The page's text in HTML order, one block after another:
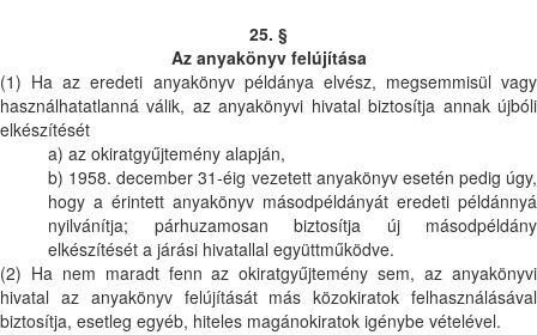
25. §
Az anyakönyv felújítása
(1) Ha az eredeti anyakönyv példánya elvész, megsemmisül vagy
használhatatlanná válik, az anyakönyvi hivatal biztosítja annak újbóli
elkészítését
a) az okiratgyűjtemény alapján,
b) 1958. december 31-éig vezetett anyakönyv esetén pedig úgy,
hogy a érintett anyakönyv másodpéldányát eredeti példánnyá
nyilvánítja; párhuzamosan biztosítja új másodpéldány
elkészítését a járási hivatallal együttműködve.
(2) Ha nem maradt fenn az okiratgyűjtemény sem, az anyakönyvi
hivatal az anyakönyv felújítását más közokiratok felhasználásával
biztosítja, esetleg egyéb, hiteles magánokiratok igénybe vételével.